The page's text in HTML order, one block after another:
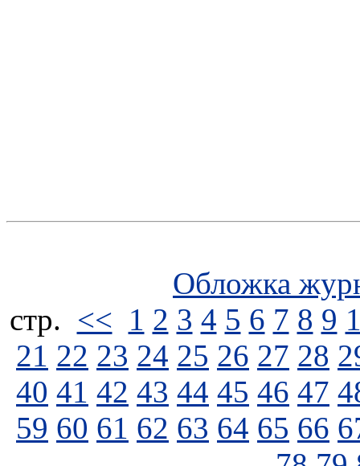
Обложка
стp. << 1 2 3 4 5 6 7 8 9
21 22 23 24 25 26 27 28
40 41 42 43 44 45 46 47
59 60 61 62 63 64 65 66